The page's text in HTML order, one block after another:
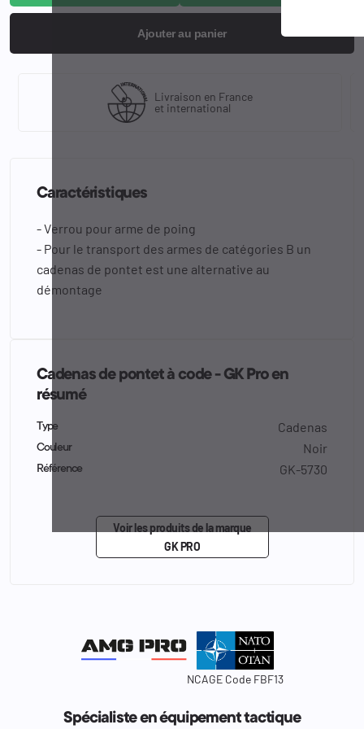
Ajouter au panier
Livraison en France
et international
Caractéristiques
- Verrou pour arme de poing
- Pour le transport des armes de catégories B un
cadenas de pontet est une alternative au
démontage
Cadenas de pontet à code - GK Pro en
résumé
Type Cadenas
Couleur Noir
Référence GK-5730
Voir les produits de la marque
GK PRO
NCAGE Code FBF13
Spécialiste en équipement tactique